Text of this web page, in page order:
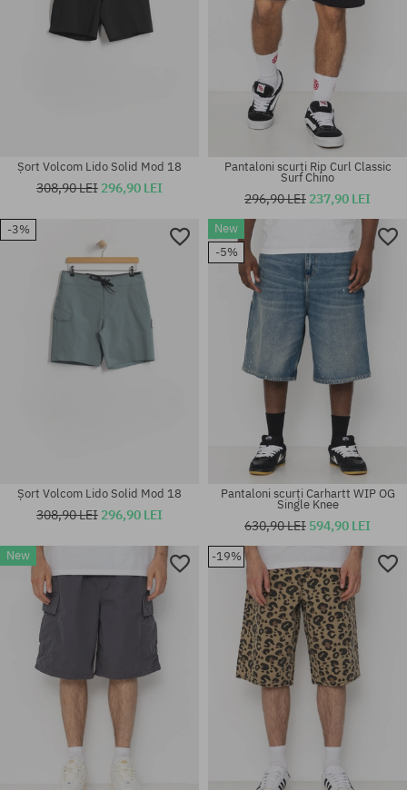
Mărimi existente:
Mărimi existente:
28; 29; 30; 32; 33; 34; 36; 38
Mărimi existente:
31; 32; 33; 36
Șort Volcom Lido Solid Mod 18
308,90 LEI 296,90 LEI
Mărimi existente:
Pantaloni scurți Rip Curl Classic
Surf Chino
296,90 LEI 237,90 LEI
-3%
Șort Volcom Lido Solid Mod 18
308,90 LEI 296,90 LEI
New
-5%
Pantaloni scurți Carhartt WIP OG
Single Knee
630,90 LEI 594,90 LEI
New -19%